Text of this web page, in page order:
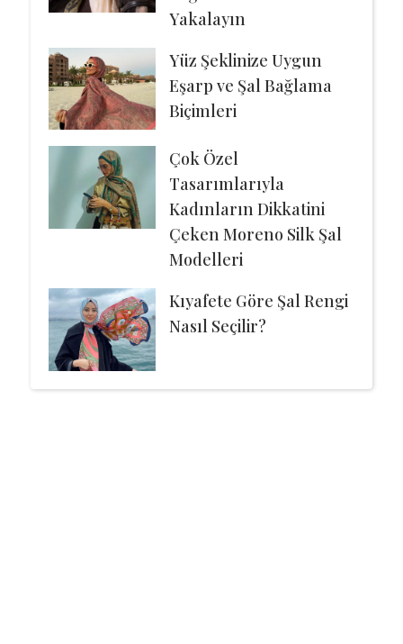
Yakalayın
Yüz Şeklinize Uygun
Eşarp ve Şal Bağlama
Biçimleri
Çok Özel
Tasarımlarıyla
Kadınların Dikkatini
Çeken Moreno Silk Şal
Modelleri
Kıyafete Göre Şal Rengi
Nasıl Seçilir?